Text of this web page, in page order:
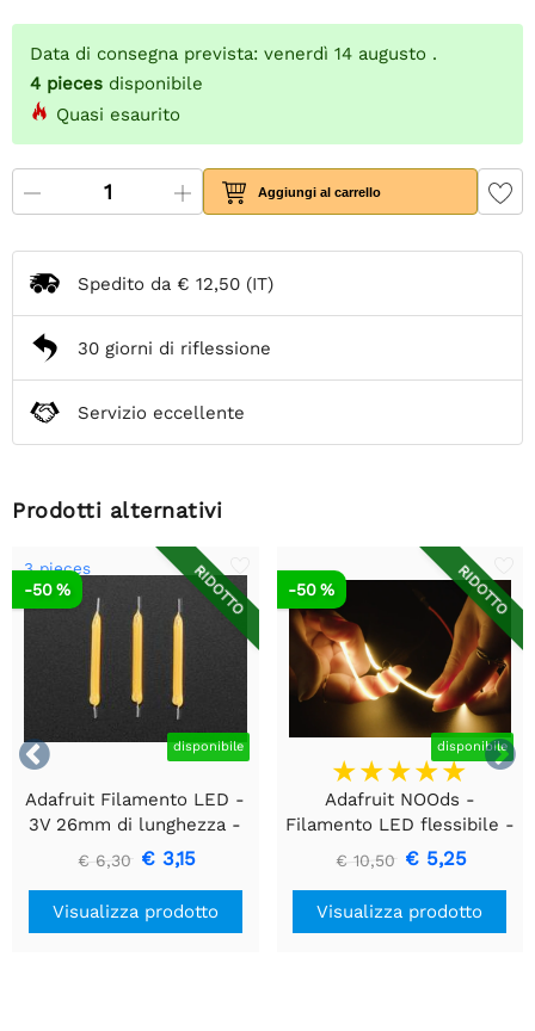
Data di consegna prevista: venerdì 14 augusto .
4 pieces disponibile
Quasi esaurito
Aggiungi al carrello
Spedito da € 12,50 (IT)
30 giorni di riflessione
Servizio eccellente
Prodotti alternativi


RIDOTTO
3 pieces
disponibile
-50 %
Adafruit Filamento LED -
3V 26mm di lunghezza -
Bianco caldo - Confezione
€ 6,30 € 3,15
Visualizza prodotto
RIDOTTO
disponibile
-50 %
Adafruit NOOds -
Filamento LED flessibile -
3V lungo 300mm - Giallo
€ 10,50 € 5,25
Visualizza prodotto